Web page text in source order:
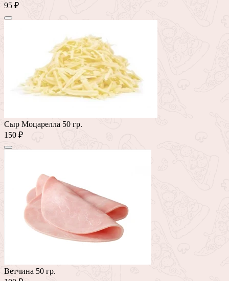
95 ₽
Сыр Моцарелла 50 гр.
150 ₽
Ветчина 50 гр.